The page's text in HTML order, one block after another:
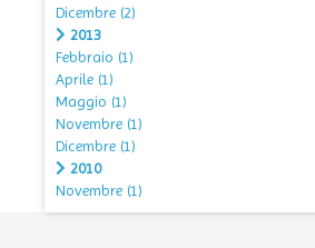
Dicembre (2)
2013
Febbraio (1)
Aprile (1)
Maggio (1)
Novembre (1)
Dicembre (1)
2010
Novembre (1)